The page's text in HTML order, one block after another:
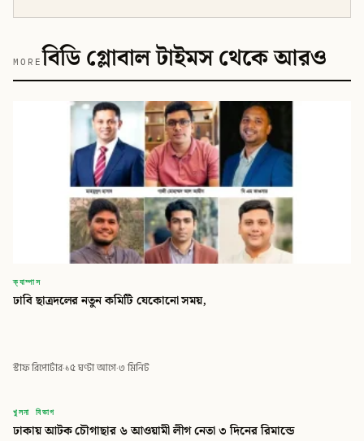
MOREবিডি গ্লোবাল টাইমস থেকে আরও
ক্যাম্পাস
ঢাবি ছাত্রদলের নতুন কমিটি যেকোনো সময়,
স্টাফ রিপোর্টার·১৫ ঘণ্টা আগে·৩ মিনিট
বিডি
বিডি গ্লোবাল টাইমস
খুলনা বিভাগ
ঢাকায় আটক চৌগাছার ৬ আওয়ামী লীগ নেতা ৩ দিনের রিমান্ডে